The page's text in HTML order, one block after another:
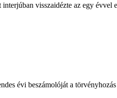
visszaidézte az egy
évi beszámolóját a